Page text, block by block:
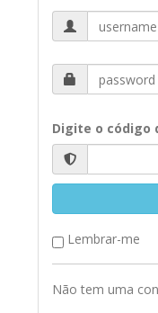
Digite o código
Lembrar-me
Não tem uma